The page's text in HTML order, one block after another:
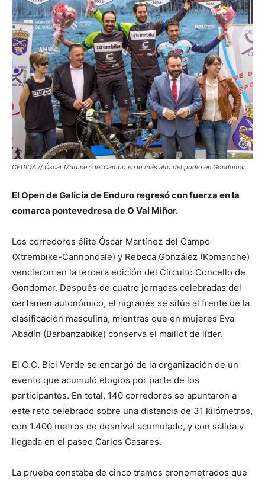
CEDIDA // Óscar Martínez del Campo en lo más alto del podio en Gondomar.
El Open de Galicia de Enduro regresó con fuerza en la
comarca pontevedresa de O Val Miñor.
Los corredores élite Óscar Martínez del Campo
(Xtrembike-Cannondale) y Rebeca González (Komanche)
vencieron en la tercera edición del Circuito Concello de
Gondomar. Después de cuatro jornadas celebradas del
certamen autonómico, el nigranés se sitúa al frente de la
clasificación masculina, mientras que en mujeres Eva
Abadín (Barbanzabike) conserva el maillot de líder.
El C.C. Bici Verde se encargó de la organización de un
evento que acumuló elogios por parte de los
participantes. En total, 140 corredores se apuntaron a
este reto celebrado sobre una distancia de 31 kilómetros,
con 1.400 metros de desnivel acumulado, y con salida y
llegada en el paseo Carlos Casares.
La prueba constaba de cinco tramos cronometrados que